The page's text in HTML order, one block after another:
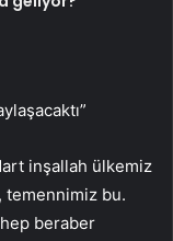
inşallah ülkemiz
temennimiz bu.
beraber